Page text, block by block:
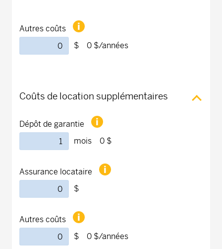
Autres coûts
$ 0 $/années
Coûts de location supplémentaires
Dépôt de garantie
mois 0 $
Assurance locataire
$
Autres coûts
$ 0 $/années